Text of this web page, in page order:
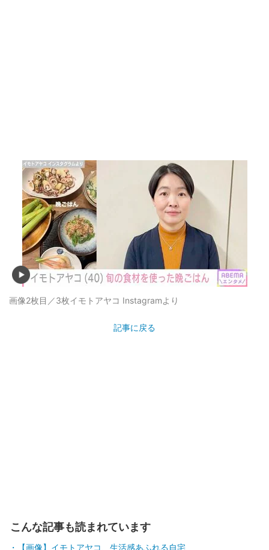
画像2枚目／3枚イモトアヤコ Instagramより
記事に戻る
こんな記事も読まれています
【画像】イモトアヤコ、生活感あふれる自宅